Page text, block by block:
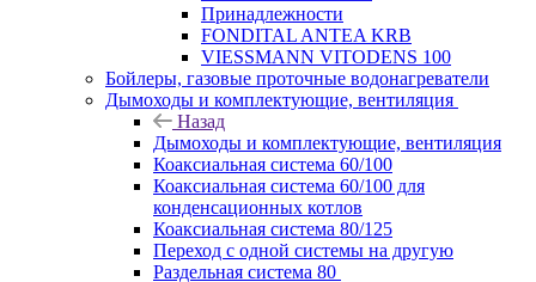
Принадлежности
FONDITAL ANTEA KRB
VIESSMANN VITODENS 100
Бойлеры, газовые проточные водонагреватели
Дымоходы и комплектующие, вентиляция
Назад
Дымоходы и комплектующие, вентиляция
Коаксиальная система 60/100
Коаксиальная система 60/100 для
конденсационных котлов
Коаксиальная система 80/125
Переход с одной системы на другую
Раздельная система 80